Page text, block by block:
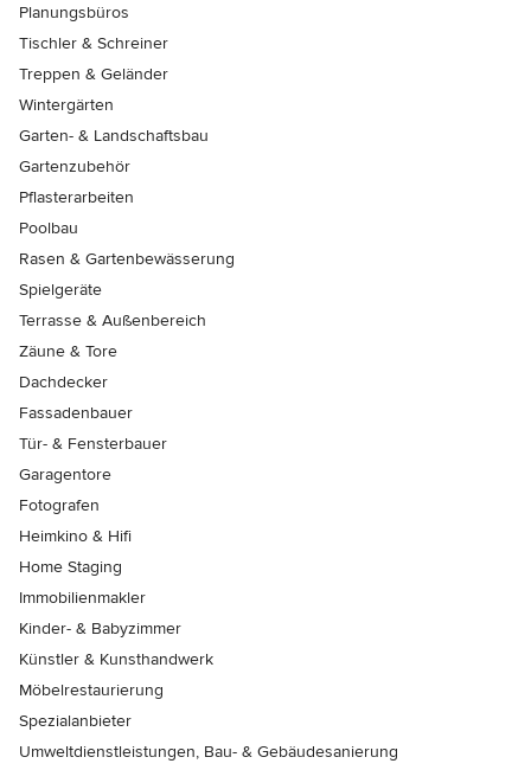
Planungsbüros
Tischler & Schreiner
Treppen & Geländer
Wintergärten
Garten- & Landschaftsbau
Gartenzubehör
Pflasterarbeiten
Poolbau
Rasen & Gartenbewässerung
Spielgeräte
Terrasse & Außenbereich
Zäune & Tore
Dachdecker
Fassadenbauer
Tür- & Fensterbauer
Garagentore
Fotografen
Heimkino & Hifi
Home Staging
Immobilienmakler
Kinder- & Babyzimmer
Künstler & Kunsthandwerk
Möbelrestaurierung
Spezialanbieter
Umweltdienstleistungen, Bau- & Gebäudesanierung